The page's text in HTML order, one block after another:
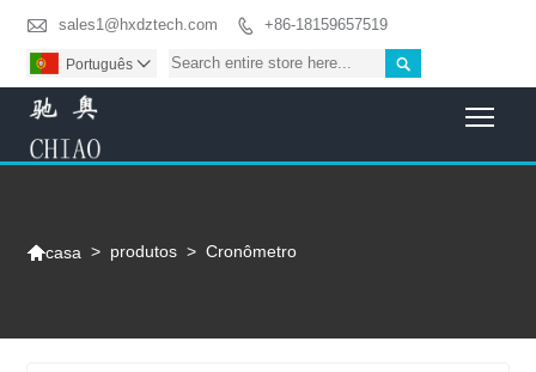
 sales1@hxdztech.com  +86-18159657519

Português 
casa > produtos > Cronômetro